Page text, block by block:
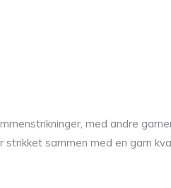
med andre
sammen med en garn